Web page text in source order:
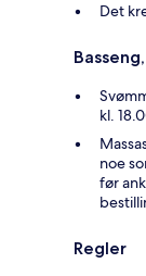
Det
kl.
noe
før
Regler